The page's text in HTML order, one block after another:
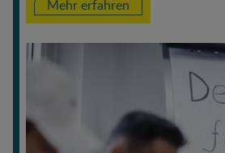
Mehr erfahren